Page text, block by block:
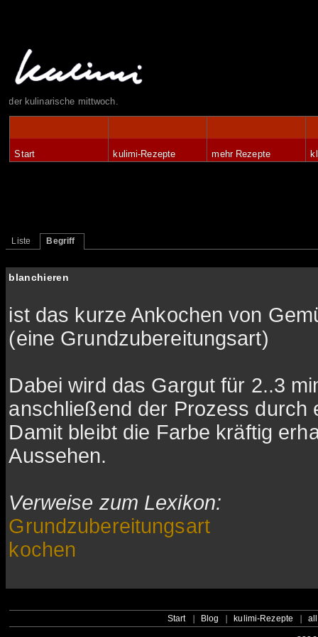
der kulinarische mittwoch.
Start kulimi-Rezepte mehr Rezepte
Liste Begriff
blanchieren
ist das kurze Ankochen von
(eine Grundzubereitungsart)
Dabei wird das Gargut für 2..3
anschließend der Prozess durch
Damit bleibt die Farbe kräftig
Aussehen.
Verweise zum Lexikon:
Grundzubereitungsart
kochen
Start Blog kulimi-Rezepte